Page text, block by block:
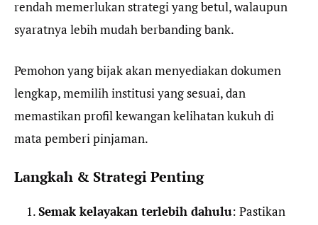
rendah memerlukan strategi yang betul, walaupun
syaratnya lebih mudah berbanding bank.
Pemohon yang bijak akan menyediakan dokumen
lengkap, memilih institusi yang sesuai, dan
memastikan profil kewangan kelihatan kukuh di
mata pemberi pinjaman.
Langkah & Strategi Penting
Semak kelayakan terlebih dahulu: Pastikan